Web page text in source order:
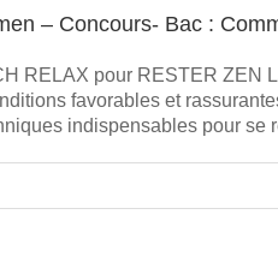
– Concours- Bac :
RELAX pour RESTER ZEN
favorables et
indispensables pour se